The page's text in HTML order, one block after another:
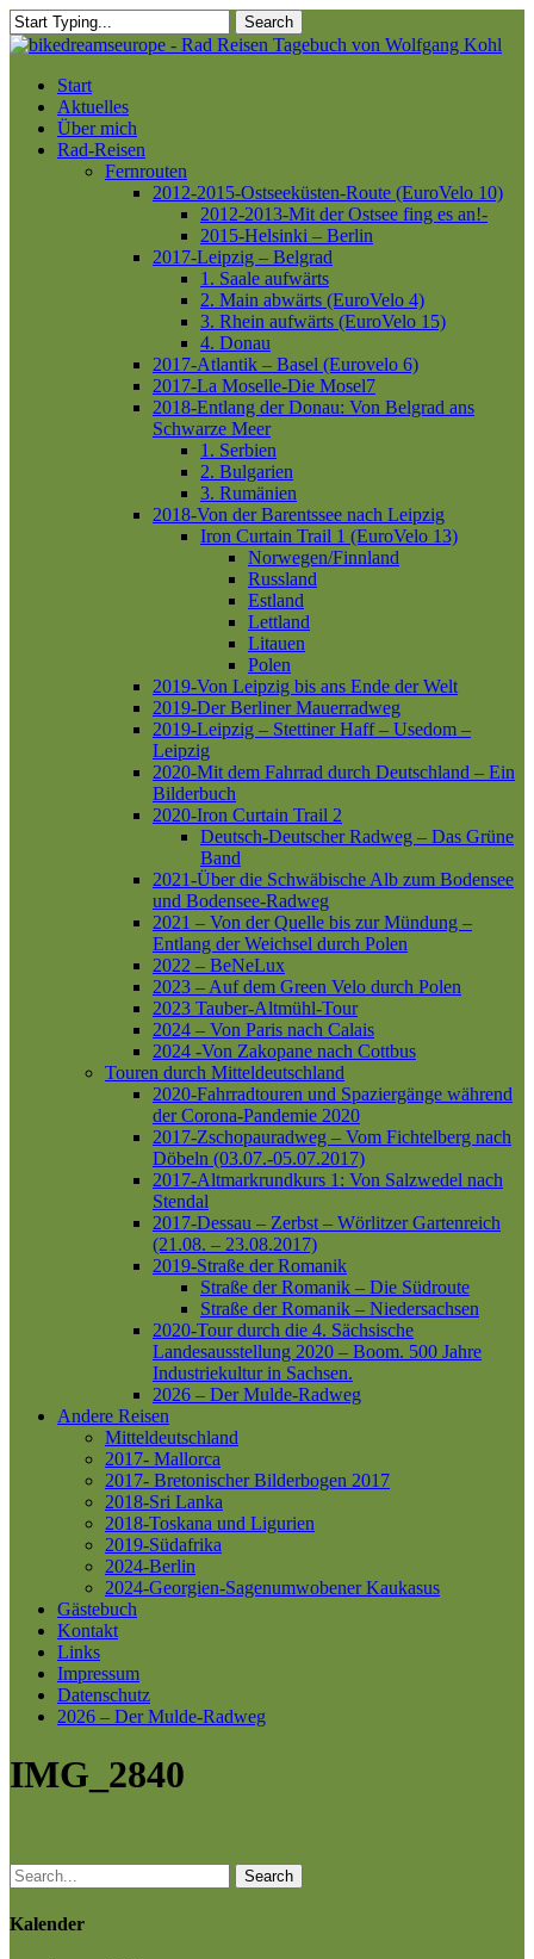
Skip
to
content
Search
Close
Menu
Start
Aktuelles
Über mich
Rad-Reisen
Fernrouten
2012-2015-Ostseeküsten-Route (EuroVelo 10)
2012-2013-Mit der Ostsee fing es an!-
2015-Helsinki – Berlin
2017-Leipzig – Belgrad
1. Saale aufwärts
2. Main abwärts (EuroVelo 4)
3. Rhein aufwärts (EuroVelo 15)
4. Donau
2017-Atlantik – Basel (Eurovelo 6)
2017-La Moselle-Die Mosel7
2018-Entlang der Donau: Von Belgrad ans
Schwarze Meer
1. Serbien
2. Bulgarien
3. Rumänien
2018-Von der Barentssee nach Leipzig
Iron Curtain Trail 1 (EuroVelo 13)
Norwegen/Finnland
Russland
Estland
Lettland
Litauen
Polen
2019-Von Leipzig bis ans Ende der Welt
2019-Der Berliner Mauerradweg
2019-Leipzig – Stettiner Haff – Usedom –
Leipzig
2020-Mit dem Fahrrad durch Deutschland – Ein
Bilderbuch
2020-Iron Curtain Trail 2
Deutsch-Deutscher Radweg – Das Grüne
Band
2021-Über die Schwäbische Alb zum Bodensee
und Bodensee-Radweg
2021 – Von der Quelle bis zur Mündung –
Entlang der Weichsel durch Polen
2022 – BeNeLux
2023 – Auf dem Green Velo durch Polen
2023 Tauber-Altmühl-Tour
2024 – Von Paris nach Calais
2024 -Von Zakopane nach Cottbus
Touren durch Mitteldeutschland
2020-Fahrradtouren und Spaziergänge während
der Corona-Pandemie 2020
2017-Zschopauradweg – Vom Fichtelberg nach
Döbeln (03.07.-05.07.2017)
2017-Altmarkrundkurs 1: Von Salzwedel nach
Stendal
2017-Dessau – Zerbst – Wörlitzer Gartenreich
(21.08. – 23.08.2017)
2019-Straße der Romanik
Straße der Romanik – Die Südroute
Straße der Romanik – Niedersachsen
2020-Tour durch die 4. Sächsische
Landesausstellung 2020 – Boom. 500 Jahre
Industriekultur in Sachsen.
2026 – Der Mulde-Radweg
Andere Reisen
Mitteldeutschland
2017- Mallorca
2017- Bretonischer Bilderbogen 2017
2018-Sri Lanka
2018-Toskana und Ligurien
2019-Südafrika
2024-Berlin
2024-Georgien-Sagenumwobener Kaukasus
Gästebuch
Kontakt
Links
Impressum
Datenschutz
2026 – Der Mulde-Radweg
IMG_2840
Search
Kalender